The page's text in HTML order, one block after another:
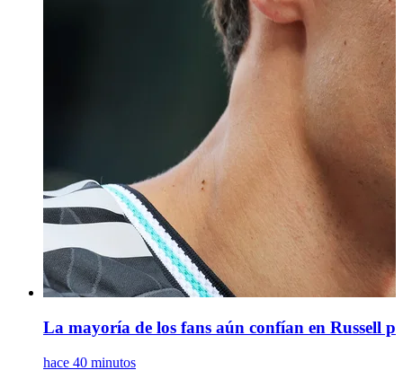
La mayoría de los fans aún confían en Russell
hace 40 minutos